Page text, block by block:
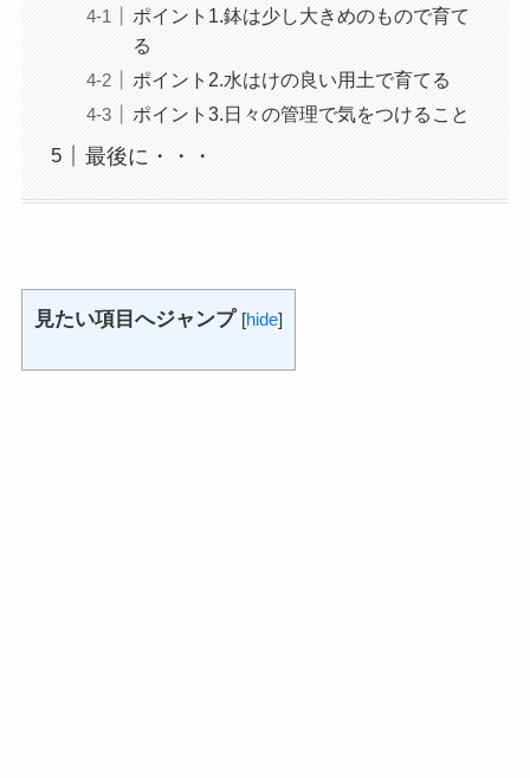
ポイント1.鉢は少し大きめのもので育て
る
ポイント2.水はけの良い用土で育てる
ポイント3.日々の管理で気をつけること
最後に・・・
見たい項目へジャンプ [hide]